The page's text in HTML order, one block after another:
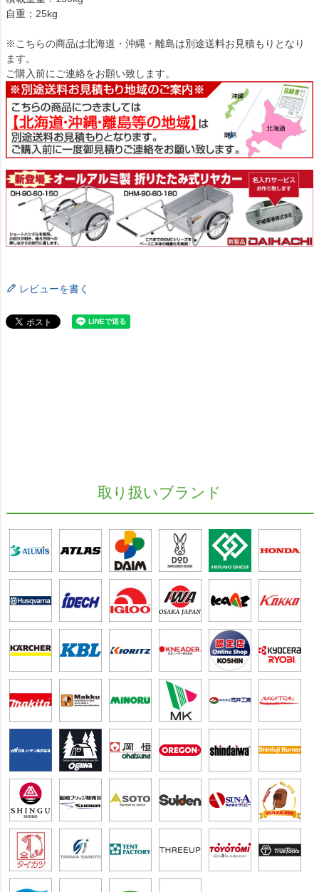
自重；25kg
※こちらの商品は北海道・沖縄・離島は別途送料お見積もりとなり
ます。
ご購入前にご連絡をお願い致します。
レビューを書く
取り扱いブランド